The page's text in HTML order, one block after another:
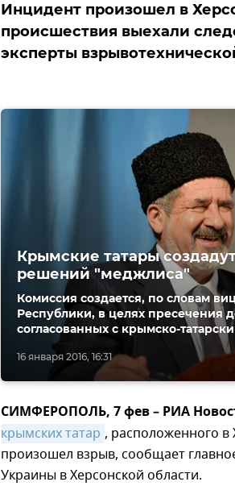
Инцидент произошел в
происшествия выехали
эксперты
16 января 2016, 16:31
Крымские татары
решений "меджлиса"
Комиссия создается, по словам
Республики, в целях пресечения
согласованных с крымско-
СИМФЕРОПОЛЬ, 7 фев – РИА
крымских татар , расположенного в
произошел взрыв, сообщает
Украины в Херсонской области.